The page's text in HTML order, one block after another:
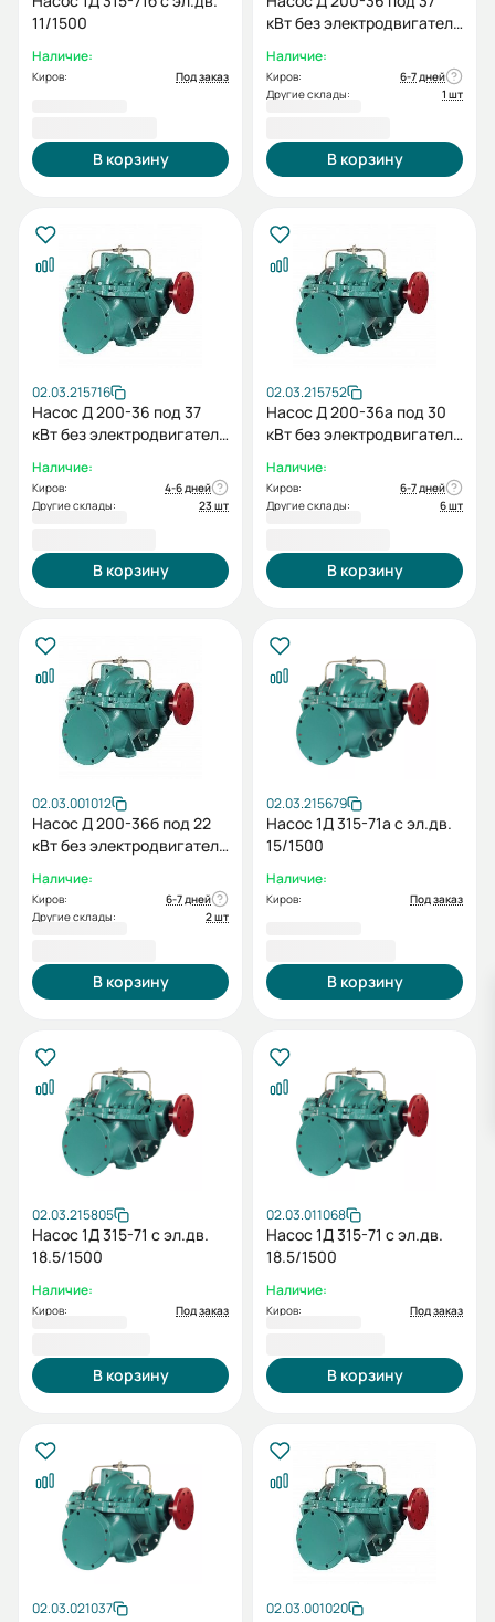
11/1500
Наличие:
Киров: Под заказ
В корзину
кВт без электродвигателя
Наличие:
Киров:
6-7 дней
Другие склады:
1 шт
В корзину
02.03.215716
Насос Д 200-36 под 37
кВт без электродвигателя
Наличие:
Киров:
4-6 дней
Другие склады:
23 шт
В корзину
02.03.215752
Насос Д 200-36а под 30
кВт без электродвигателя
Наличие:
Киров:
6-7 дней
Другие склады:
6 шт
В корзину
02.03.001012
Насос Д 200-36б под 22
кВт без электродвигателя
Наличие:
Киров:
6-7 дней
Другие склады:
2 шт
В корзину
02.03.215679
Насос 1Д 315-71а с эл.дв.
15/1500
Наличие:
Киров: Под заказ
В корзину
02.03.215805
Насос 1Д 315-71 с эл.дв.
18.5/1500
Наличие:
Киров: Под заказ
В корзину
02.03.011068
Насос 1Д 315-71 с эл.дв.
18.5/1500
Наличие:
Киров: Под заказ
В корзину
02.03.021037 02.03.001020